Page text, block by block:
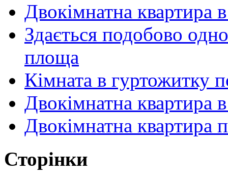
Двокімнатна квартира
Здається подобово
площа
Кімната в гуртожитку
Двокімнатна квартира
Двокімнатна квартира
Сторінки